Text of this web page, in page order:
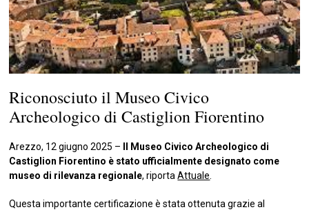
Riconosciuto il Museo Civico
Archeologico di Castiglion Fiorentino
Arezzo, 12 giugno 2025 –
Il Museo Civico Archeologico di
Castiglion Fiorentino è stato ufficialmente designato come
museo di rilevanza regionale, riportaAttuale.
Questa importante certificazione è stata ottenuta grazie al